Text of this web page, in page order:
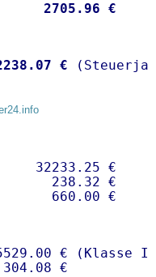
2705.96 €
€
32233.25 €
238.32 €
€ (Klasse I)
€